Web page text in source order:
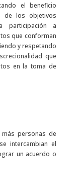
el beneficio
de los objetivos
participación a
que conforman
y respetando
que
en la toma de
personas de
intercambian el
un acuerdo o